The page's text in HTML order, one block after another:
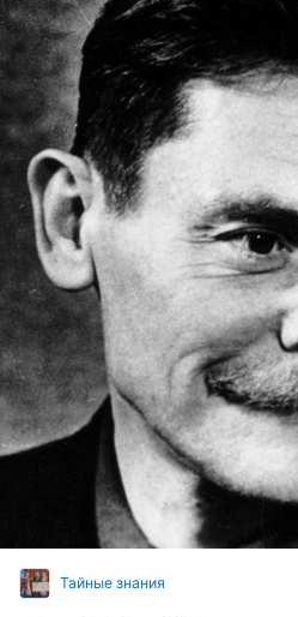
Тайные знания